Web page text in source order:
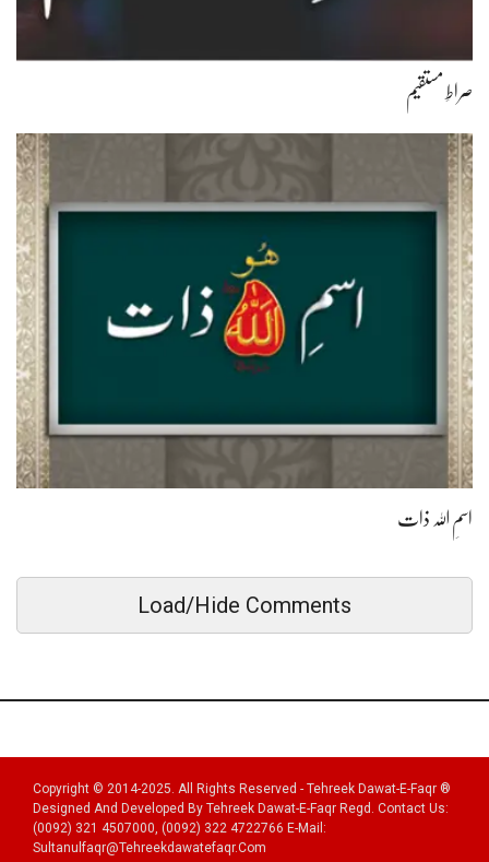
صراطِ مستقیم
اسمِ اللہ ذات
Load/Hide Comments
Copyright © 2014-2025. All Rights Reserved - Tehreek Dawat-E-Faqr ®
Designed And Developed By Tehreek Dawat-E-Faqr Regd. Contact Us:
(0092) 321 4507000, (0092) 322 4722766 E-Mail:
Sultanulfaqr@tehreekdawatefaqr.com